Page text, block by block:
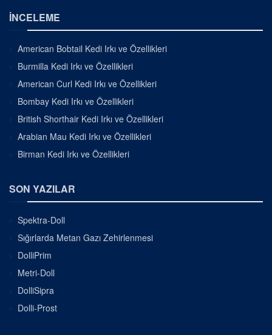
İNCELEME
American Bobtail Kedi Irkı ve Özellikleri
Burmilla Kedi Irkı ve Özellikleri
American Curl Kedi Irkı ve Özellikleri
Bombay Kedi Irkı ve Özellikleri
British Shorthair Kedi Irkı ve Özellikleri
Arabian Mau Kedi Irkı ve Özellikleri
Birman Kedi Irkı ve Özellikleri
SON YAZILAR
Spektra-Doll
Sığırlarda Metan Gazı Zehirlenmesi
DolliPrim
Metri-Doll
DolliSipra
Dolli-Prost